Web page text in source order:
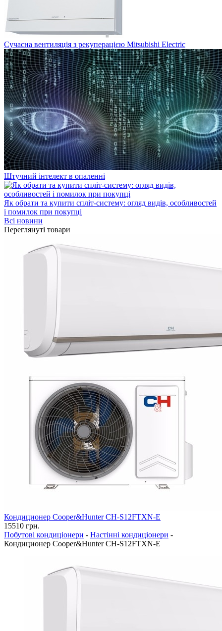
Сучасна вентиляція з рекуперацією Mitsubishi Electric
Штучний інтелект в опаленні
Як обрати та купити спліт-систему: огляд видів, особливостей
і помилок при покупці
Всі новини
Переглянуті товари
Кондиционер Cooper&Hunter CH-S12FTXN-E
15510 грн.
Побутові кондиціонери - Настінні кондиціонери -
Кондиционер Cooper&Hunter CH-S12FTXN-E